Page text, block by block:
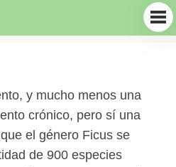
y mucho menos una
crónico, pero sí una
el género Ficus se
de 900 especies